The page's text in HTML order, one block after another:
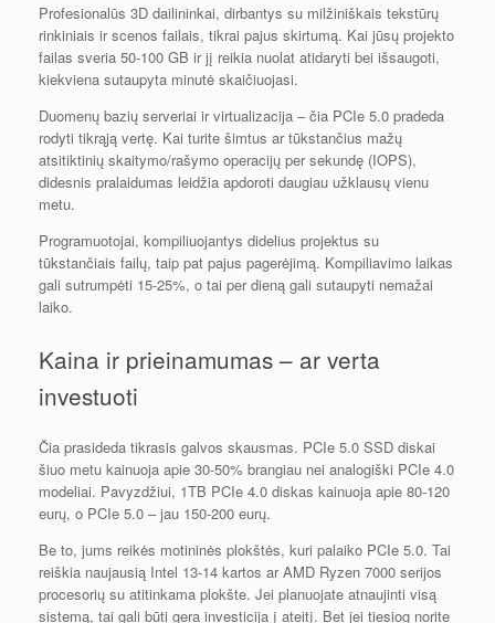
Profesionalūs 3D dailininkai, dirbantys su milžiniškais tekstūrų
rinkiniais ir scenos failais, tikrai pajus skirtumą. Kai jūsų projekto
failas sveria 50-100 GB ir jį reikia nuolat atidaryti bei išsaugoti,
kiekviena sutaupyta minutė skaičiuojasi.
Duomenų bazių serveriai ir virtualizacija – čia PCIe 5.0 pradeda
rodyti tikrąją vertę. Kai turite šimtus ar tūkstančius mažų
atsitiktinių skaitymo/rašymo operacijų per sekundę (IOPS),
didesnis pralaidumas leidžia apdoroti daugiau užklausų vienu
metu.
Programuotojai, kompiliuojantys didelius projektus su
tūkstančiais failų, taip pat pajus pagerėjimą. Kompiliavimo laikas
gali sutrumpėti 15-25%, o tai per dieną gali sutaupyti nemažai
laiko.
Kaina ir prieinamumas – ar verta
investuoti
Čia prasideda tikrasis galvos skausmas. PCIe 5.0 SSD diskai
šiuo metu kainuoja apie 30-50% brangiau nei analogiški PCIe 4.0
modeliai. Pavyzdžiui, 1TB PCIe 4.0 diskas kainuoja apie 80-120
eurų, o PCIe 5.0 – jau 150-200 eurų.
Be to, jums reikės motininės plokštės, kuri palaiko PCIe 5.0. Tai
reiškia naujausią Intel 13-14 kartos ar AMD Ryzen 7000 serijos
procesorių su atitinkama plokšte. Jei planuojate atnaujinti visą
sistemą, tai gali būti gera investicija į ateitį. Bet jei tiesiog norite